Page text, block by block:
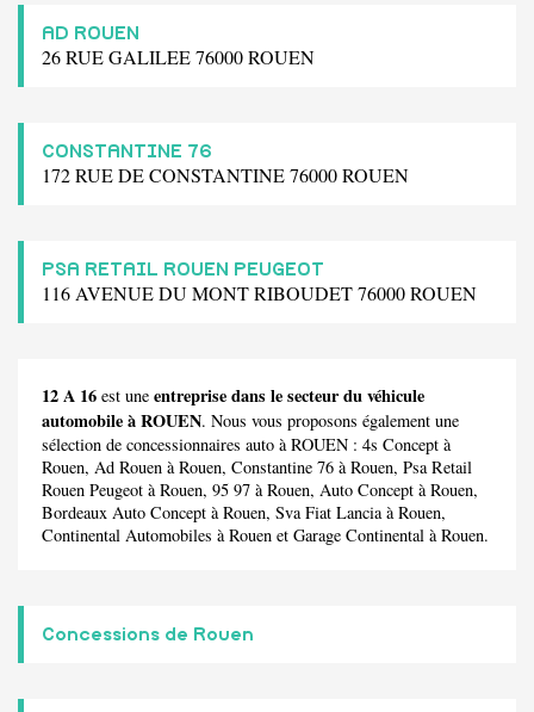
AD ROUEN
26 RUE GALILEE 76000 ROUEN
CONSTANTINE 76
172 RUE DE CONSTANTINE 76000 ROUEN
PSA RETAIL ROUEN PEUGEOT
116 AVENUE DU MONT RIBOUDET 76000 ROUEN
12 A 16 est une entreprise dans le secteur du véhicule
automobile à ROUEN. Nous vous proposons également une
sélection de concessionnaires auto à ROUEN : 4s Concept à
Rouen, Ad Rouen à Rouen, Constantine 76 à Rouen, Psa Retail
Rouen Peugeot à Rouen, 95 97 à Rouen, Auto Concept à Rouen,
Bordeaux Auto Concept à Rouen, Sva Fiat Lanciaà Rouen,
Continental Automobiles à Rouen et Garage Continental à Rouen.
Concessions de Rouen